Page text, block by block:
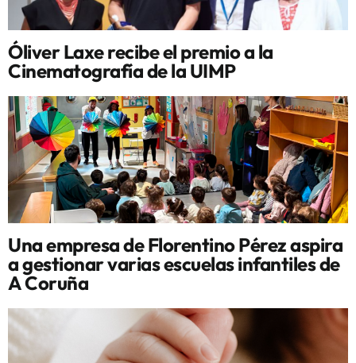
Óliver Laxe recibe el premio a la
Cinematografía de la UIMP
Una empresa de Florentino Pérez aspira
a gestionar varias escuelas infantiles de
A Coruña